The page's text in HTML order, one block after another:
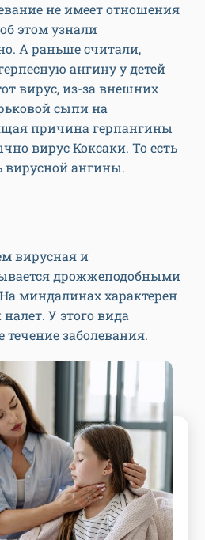
не имеет отношения
этом узнали
А раньше считали,
ангину у детей
вирус, из-за внешних
сыпи на
причина герпангины
вирус Коксаки. То есть
вирусной ангины.
вирусная и
дрожжеподобными
миндалинах характерен
У этого вида
течение заболевания.